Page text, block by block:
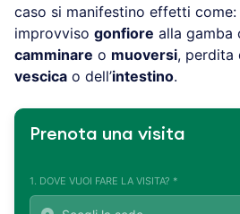
caso si manifestino effetti come:
improvviso gonfiore alla gamba
camminare o muoversi, perdita
vescica o dell’intestino.
Prenota una visita
1. DOVE VUOI FARE LA VISITA? *